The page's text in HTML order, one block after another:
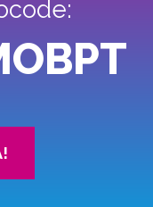
para alugar
para
ótima
e reserve já!
de um